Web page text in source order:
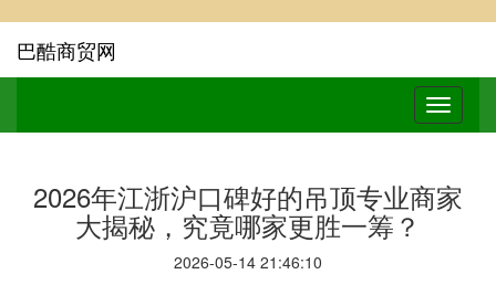
巴酷商贸网
2026年江浙沪口碑好的吊顶专业商家
大揭秘，究竟哪家更胜一筹？
2026-05-14 21:46:10